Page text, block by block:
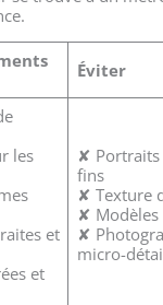
Éviter
les
et
et
✘
fins
✘ Texture
✘ Modèles
✘
micro-